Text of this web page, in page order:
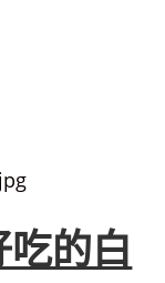
的白